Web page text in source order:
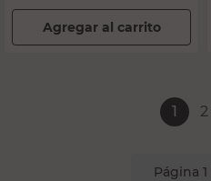
Agregar al carrito
1 2
Página 1